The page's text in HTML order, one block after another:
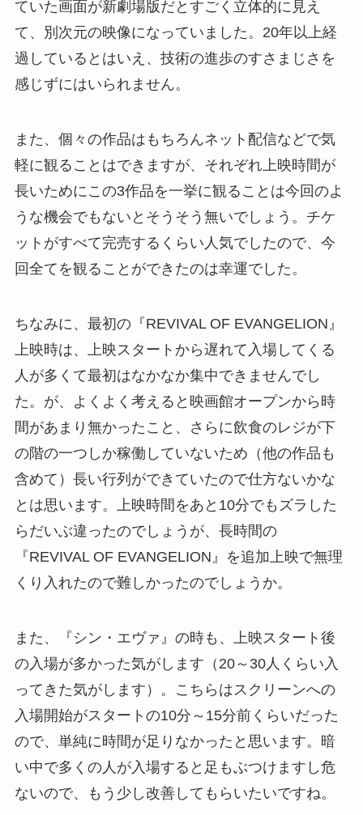
ていた画面が新劇場版だとすごく立体的に見え
て、別次元の映像になっていました。20年以上経
過しているとはいえ、技術の進歩のすさまじさを
感じずにはいられません。
また、個々の作品はもちろんネット配信などで気
軽に観ることはできますが、それぞれ上映時間が
長いためにこの3作品を一挙に観ることは今回のよ
うな機会でもないとそうそう無いでしょう。チケ
ットがすべて完売するくらい人気でしたので、今
回全てを観ることができたのは幸運でした。
ちなみに、最初の『REVIVAL OF EVANGELION』
上映時は、上映スタートから遅れて入場してくる
人が多くて最初はなかなか集中できませんでし
た。が、よくよく考えると映画館オープンから時
間があまり無かったこと、さらに飲食のレジが下
の階の一つしか稼働していないため（他の作品も
含めて）長い行列ができていたので仕方ないかな
とは思います。上映時間をあと10分でもズラした
らだいぶ違ったのでしょうが、長時間の
『REVIVAL OF EVANGELION』を追加上映で無理
くり入れたので難しかったのでしょうか。
また、『シン・エヴァ』の時も、上映スタート後
の入場が多かった気がします（20～30人くらい入
ってきた気がします）。こちらはスクリーンへの
入場開始がスタートの10分～15分前くらいだった
ので、単純に時間が足りなかったと思います。暗
い中で多くの人が入場すると足もぶつけますし危
ないので、もう少し改善してもらいたいですね。